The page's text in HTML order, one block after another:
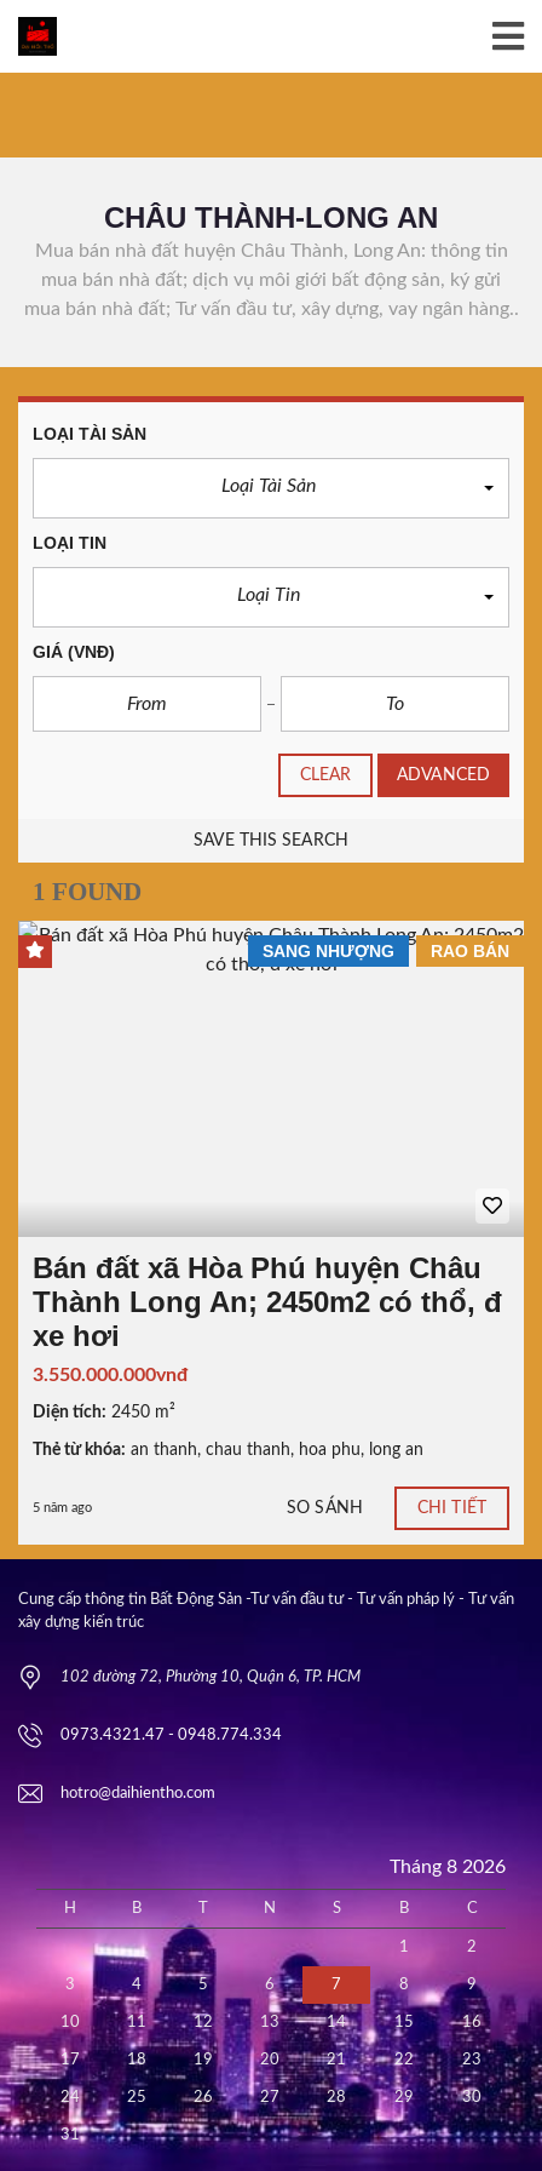
CHÂU THÀNH-LONG AN
Mua bán nhà đất huyện Châu Thành, Long An: thông tin
mua bán nhà đất; dịch vụ môi giới bất động sản, ký gửi
mua bán nhà đất; Tư vấn đầu tư, xây dựng, vay ngân hàng..
LOẠI TÀI SẢN
Loại Tài Sản
LOẠI TIN
Loại Tin
GIÁ (VNĐ)
CLEAR ADVANCED
SAVE THIS SEARCH
1 FOUND
RAO BÁN
SANG NHƯỢNG
Bán đất xã Hòa Phú huyện Châu
Thành Long An; 2450m2 có thổ, đ
xe hơi
3.550.000.000vnđ
Diện tích: 2450 m²
Thẻ từ khóa: an thanh, chau thanh, hoa phu, long an
5 năm ago SO SÁNH CHI TIẾT
Cung cấp thông tin Bất Động Sản -Tư vấn đầu tư - Tư vấn pháp lý - Tư vấn
xây dựng kiến trúc
102 đường 72, Phường 10, Quận 6, TP. HCM
0973.4321.47 - 0948.774.334
hotro@daihientho.com
Tháng 8 2026
H B N S B C
1 2
3 4 5 6 7 8 9
10 11 12 13 14 15 16
17 18 19 20 21 22 23
24 25 26 27 28 29 30
31